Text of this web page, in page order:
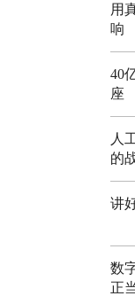
用
响
40
座
人
的
讲
数
正